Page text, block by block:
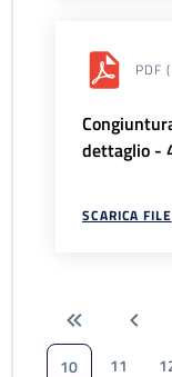
PDF
dettaglio -
SCARICA FILE
10
11